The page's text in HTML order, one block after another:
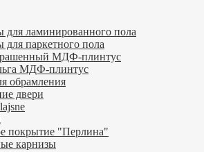
для ламинированного пола
паркетного пола
МДФ-плинтус
МДФ-плинтус
обрамления
двери
покрытие "Перлина"
карнизы